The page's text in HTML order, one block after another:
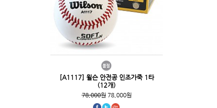
[A1117] 윌슨 안전공 인조가죽 1타
(12개)
78,000원78,000원